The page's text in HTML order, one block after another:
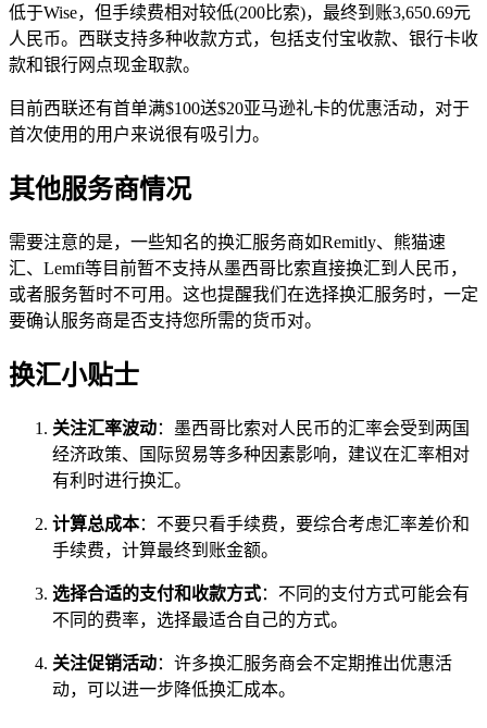
低于Wise，但手续费相对较低(200比索)，最终到账3,650.69元
人民币。西联支持多种收款方式，包括支付宝收款、银行卡收
款和银行网点现金取款。
目前西联还有首单满$100送$20亚马逊礼卡的优惠活动，对于
首次使用的用户来说很有吸引力。
其他服务商情况
需要注意的是，一些知名的换汇服务商如Remitly、熊猫速
汇、Lemfi等目前暂不支持从墨西哥比索直接换汇到人民币，
或者服务暂时不可用。这也提醒我们在选择换汇服务时，一定
要确认服务商是否支持您所需的货币对。
换汇小贴士
关注汇率波动：墨西哥比索对人民币的汇率会受到两国
经济政策、国际贸易等多种因素影响，建议在汇率相对
有利时进行换汇。
计算总成本：不要只看手续费，要综合考虑汇率差价和
手续费，计算最终到账金额。
选择合适的支付和收款方式：不同的支付方式可能会有
不同的费率，选择最适合自己的方式。
关注促销活动：许多换汇服务商会不定期推出优惠活
动，可以进一步降低换汇成本。